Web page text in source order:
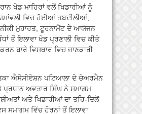
ਖੇਡ ਮਾਹਿਰਾਂ ਵਲੋਂ ਖਿਡਾਰੀਆਂ ਨੂੰ
ਵਿਚ ਹੋਈਆਂ ਤਬਦੀਲੀਆਂ,
ਮੁਹਾਰਤ, ਟੂਰਨਾਮੈਂਟ ਦੇ ਆਯੋਜਨ
ਤੋਂ ਇਲਾਵਾ ਖੇਡ ਪ੍ਰਣਾਲੀ ਵਿਚ ਕੀਤੇ
ਬਾਰੇ ਵਿਸਥਾਰ ਵਿਚ ਜਾਣਕਾਰੀ
ਐਸੋਸੀਏਸ਼ਨ ਪਟਿਆਲਾ ਦੇ ਚੇਅਰਮੈਨ
ਪ੍ਰਧਾਨ ਅਵਤਾਰ ਸਿੰਘ ਨੇ ਸਮਾਗਮ
ਅਤੇ ਖਿਡਾਰੀਆਂ ਦਾ ਤਹਿ-ਦਿਲੋਂ
ਸਮਾਗਮ ਵਿੱਚ ਹੋਰਨਾਂ ਤੋਂ ਇਲਾਵਾ